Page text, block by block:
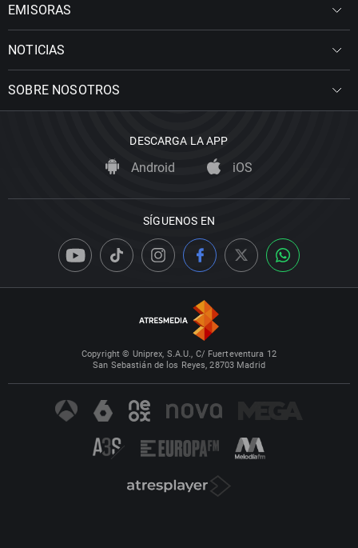
EMISORAS
NOTICIAS
SOBRE NOSOTROS
DESCARGA LA APP
Android iOS
SÍGUENOS EN
Copyright © Uniprex, S.A.U., C/ Fuerteventura 12
San Sebastián de los Reyes, 28703 Madrid